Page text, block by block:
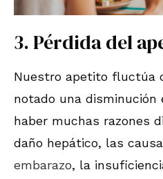
3. Pérdida del
Nuestro apetito fluctúa
notado una
haber muchas razones
daño hepático, las
embarazo, la